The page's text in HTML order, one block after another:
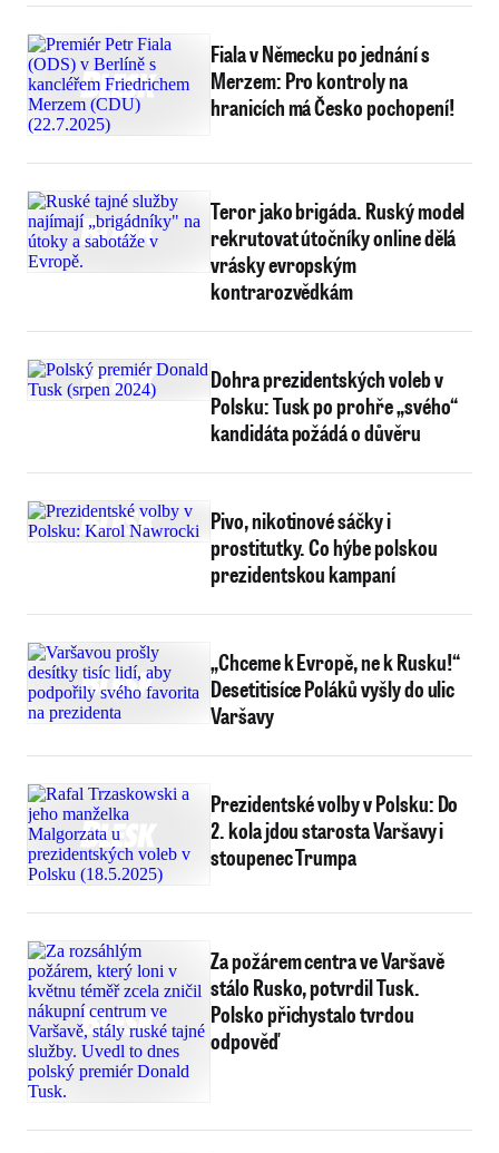
Fiala v Německu po jednání s
Merzem: Pro kontroly na
hranicích má Česko pochopení!
Teror jako brigáda. Ruský model
rekrutovat útočníky online dělá
vrásky evropským
kontrarozvědkám
Dohra prezidentských voleb v
Polsku: Tusk po prohře „svého“
kandidáta požádá o důvěru
Pivo, nikotinové sáčky i
prostitutky. Co hýbe polskou
prezidentskou kampaní
„Chceme k Evropě, ne k Rusku!“
Desetitisíce Poláků vyšly do ulic
Varšavy
Prezidentské volby v Polsku: Do
2. kola jdou starosta Varšavy i
stoupenec Trumpa
Za požárem centra ve Varšavě
stálo Rusko, potvrdil Tusk.
Polsko přichystalo tvrdou
odpověď